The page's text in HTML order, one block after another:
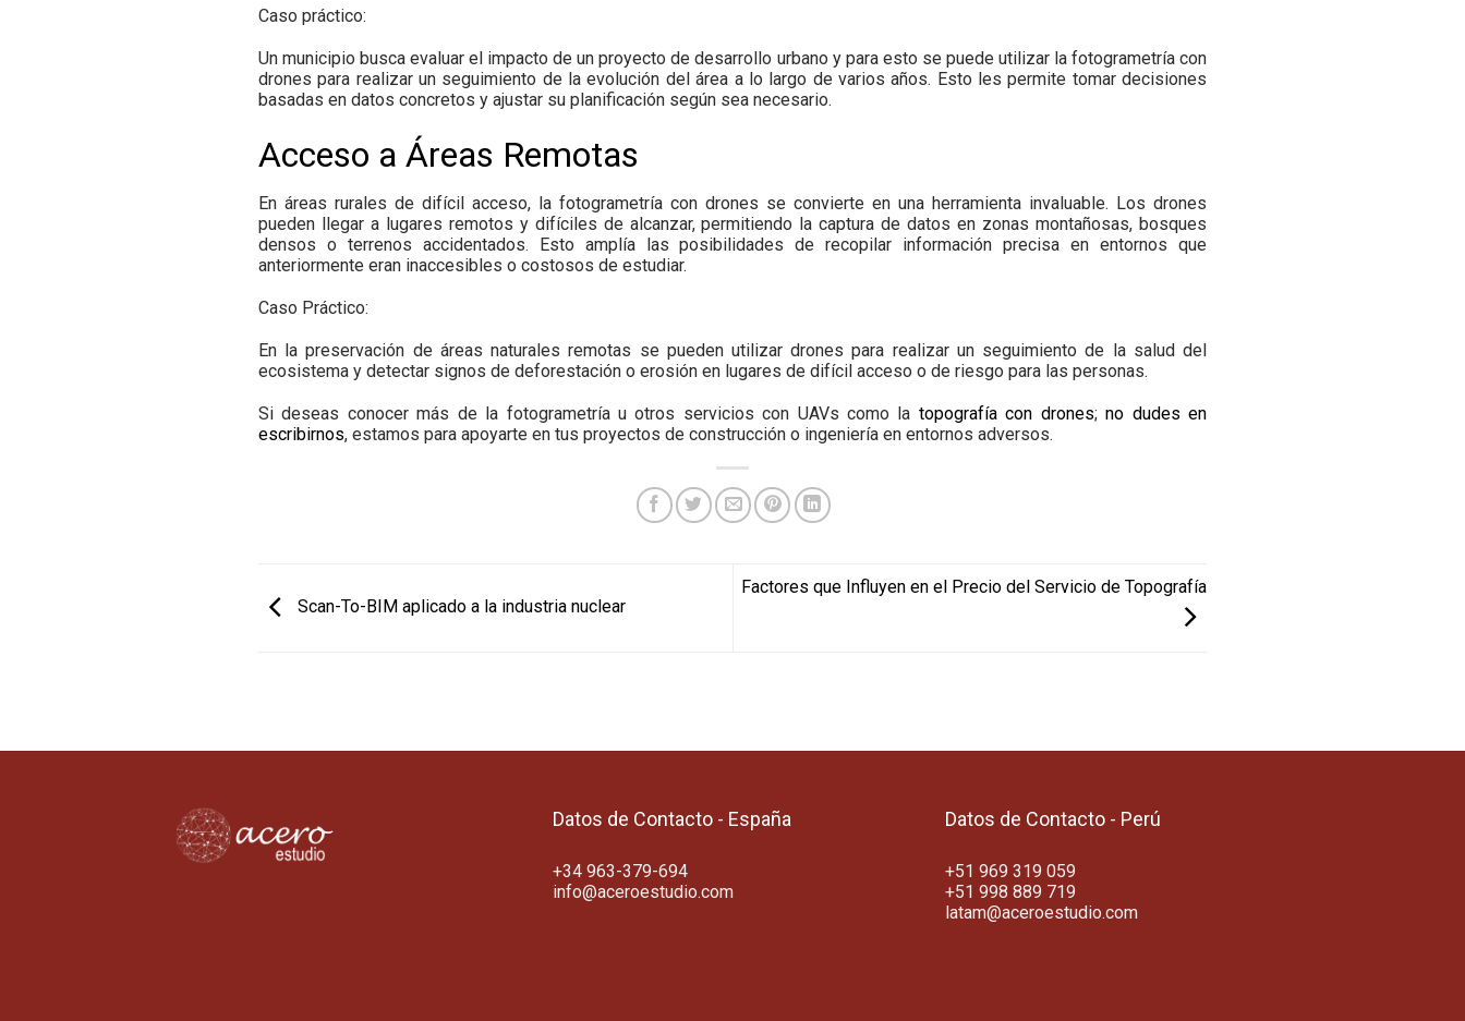
Caso práctico:
Un municipio busca evaluar el impacto de un proyecto de desarrollo urbano y para esto se puede utilizar la fotogrametría con
drones para realizar un seguimiento de la evolución del área a lo largo de varios años. Esto les permite tomar decisiones
basadas en datos concretos y ajustar su planificación según sea necesario.
Acceso a Áreas Remotas
En áreas rurales de difícil acceso, la fotogrametría con drones se convierte en una herramienta invaluable. Los drones
pueden llegar a lugares remotos y difíciles de alcanzar, permitiendo la captura de datos en zonas montañosas, bosques
densos o terrenos accidentados. Esto amplía las posibilidades de recopilar información precisa en entornos que
anteriormente eran inaccesibles o costosos de estudiar.
Caso Práctico:
En la preservación de áreas naturales remotas se pueden utilizar drones para realizar un seguimiento de la salud del
ecosistema y detectar signos de deforestación o erosión en lugares de difícil acceso o de riesgo para las personas.
Si deseas conocer más de la fotogrametría u otros servicios con UAVs como la topografía con drones;no dudes en
escribirnos, estamos para apoyarte en tus proyectos de construcción o ingeniería en entornos adversos.
Scan-To-BIM aplicado a la industria nuclear
Factores que Influyen en el Precio del Servicio de Topografía
Datos de Contacto - España
+34 963-379-694
info@aceroestudio.com
Datos de Contacto - Perú
+51 969 319 059
+51 998 889 719
latam@aceroestudio.com